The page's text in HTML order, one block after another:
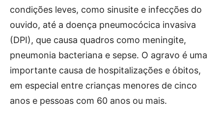
condições leves, como sinusite e infecções do
ouvido, até a doença pneumocócica invasiva
(DPI), que causa quadros como meningite,
pneumonia bacteriana e sepse. O agravo é uma
importante causa de hospitalizações e óbitos,
em especial entre crianças menores de cinco
anos e pessoas com 60 anos ou mais.